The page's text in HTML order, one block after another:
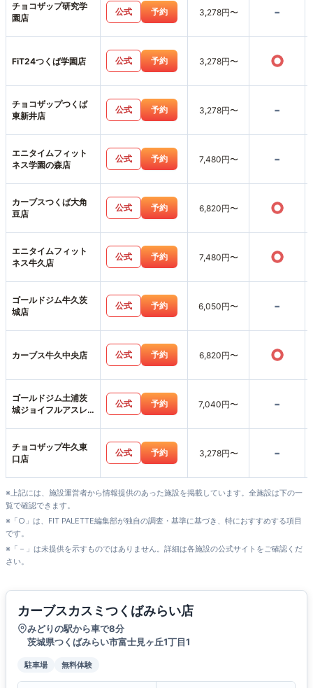
チョコザップ研究学
園店
公式 予約 3,278円〜 -
FiT24つくば学園店 公式 予約 3,278円〜 ○
チョコザップつくば
東新井店
公式 予約 3,278円〜 -
エニタイムフィット
ネス学園の森店
公式 予約 7,480円〜 -
カーブスつくば大角
豆店
公式 予約 6,820円〜 ○
エニタイムフィット
ネス牛久店
公式 予約 7,480円〜 ○
ゴールドジム牛久茨
城店
公式 予約 6,050円〜 -
カーブス牛久中央店 公式 予約 6,820円〜 ○
ゴールドジム土浦茨
城ジョイフルアスレ
公式 予約 7,040円〜 -
チョコザップ牛久東
口店
公式 予約 3,278円〜 -
※上記には、施設運営者から情報提供のあった施設を掲載しています。全施設は下の一
覧で確認できます。
※「○」は、FIT PALETTE編集部が独自の調査・基準に基づき、特におすすめする項目
です。
※「－」は未提供を示すものではありません。詳細は各施設の公式サイトをご確認くだ
さい。
カーブスカスミつくばみらい店
みどりの駅から車で8分
茨城県つくばみらい市富士見ヶ丘1丁目1
駐車場 無料体験